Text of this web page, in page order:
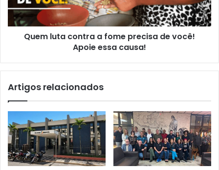
você!
Apoie
Quem luta contra a fome precisa de você!
Apoie essa causa!
Artigos relacionados